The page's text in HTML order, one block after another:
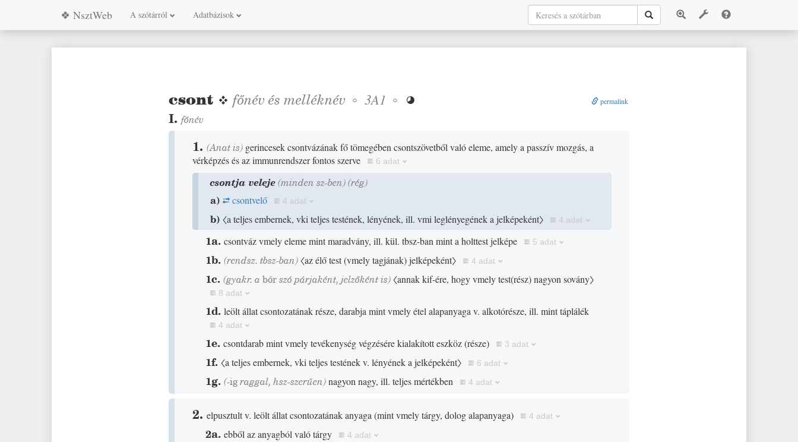
❖ NsztWeb A szótárról Adatbázisok
csont ❖főnév ésmelléknév ◦ 3A1 ◦  permalink
I.főnév
1.(Anatis) gerincesek csontvázának fő tömegében csontszövetből való eleme, amely a passzív mozgás, a
vérképzés és az immunrendszer fontos szerve
6 adat
csontja veleje(minden sz-ben)(rég)
a)
csontvelő 4 adat
b) 〈a teljes embernek, vki teljes testének, lényének, ill. vmi leglényegének a jelképeként〉 4 adat
1a.csontváz vmely eleme mint maradvány, ill. kül. tbsz-ban mint a holttest jelképe 5 adat
1b.(rendsz. tbsz-ban) 〈az élő test(vmely tagjának)jelképeként〉 4 adat
1c.(gyakr. abőrszó párjaként, jelzőként is) 〈annak kif-ére, hogy vmely test(rész)nagyon sovány〉
8 adat
1d.leölt állat csontozatának része, darabja mint vmely étel alapanyaga v. alkotórésze, ill. mint táplálék
4 adat
1e.csontdarab mint vmely tevékenység végzésére kialakított eszköz(része) 3 adat
1f.〈a teljes embernek, vki teljes testének v. lényének a jelképeként〉 6 adat
1g.(-igraggal, hsz-szerűen) nagyon nagy, ill. teljes mértékben 4 adat
2.elpusztult v. leölt állat csontozatának anyaga(mint vmely tárgy, dolog alapanyaga) 4 adat
2a.ebből az anyagból való tárgy 4 adat